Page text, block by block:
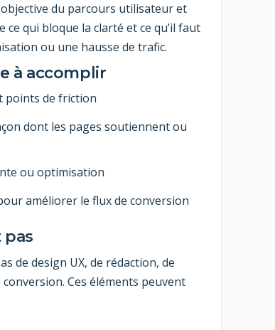
du parcours utilisateur et
qui bloque la clarté et ce qu’il faut
ou une hausse de trafic.
à accomplir
points de friction
dont les pages soutiennent ou
ou optimisation
améliorer le flux de conversion
pas
de design UX, de rédaction, de
Ces éléments peuvent